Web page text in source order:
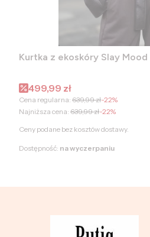
Cena promocyjna
499,99 zł
Cena regularna: 639,99 zł-22%
Najniższa cena: 639,99 zł-22%
Ceny podane bez kosztów dostawy.
Dostępność: na wyczerpaniu